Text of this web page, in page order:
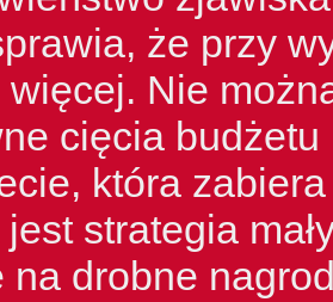
że przy
więcej. Nie
cięcia
która
strategia
na drobne